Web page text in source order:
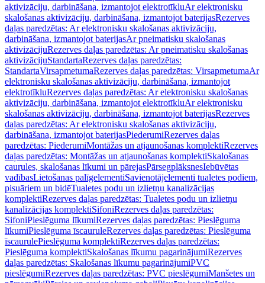
aktivizāciju, darbināšana, izmantojot elektrotīkluAr elektronisku
skalošanas aktivizāciju, darbināšana, izmantojot baterijasRezerves
daļas paredzētas: Ar elektronisku skalošanas aktivizāciju,
darbināšana, izmantojot baterijasAr pneimatisku skalošanas
aktivizācijuRezerves daļas paredzētas: Ar pneimatisku skalošanas
aktivizācijuStandartaRezerves daļas paredzētas:
StandartaVirsapmetumaRezerves daļas paredzētas: VirsapmetumaAr
elektronisku skalošanas aktivizāciju, darbināšana, izmantojot
elektrotīkluRezerves daļas paredzētas: Ar elektronisku skalošanas
aktivizāciju, darbināšana, izmantojot elektrotīkluAr elektronisku
skalošanas aktivizāciju, darbināšana, izmantojot baterijasRezerves
daļas paredzētas: Ar elektronisku skalošanas aktivizāciju,
darbināšana, izmantojot baterijasPiederumiRezerves daļas
paredzētas: PiederumiMontāžas un atjaunošanas komplektiRezerves
daļas paredzētas: Montāžas un atjaunošanas komplektiSkalošanas
caurules, skalošanas līkumi un pārejasPārsegplāksnesIebūvētas
vadībasLietošanas palīgelementiSavienotājelementi tualetes podiem,
pisuāriem un bidēTualetes podu un izlietņu kanalizācijas
komplektiRezerves daļas paredzētas: Tualetes podu un izlietņu
kanalizācijas komplektiSifoniRezerves daļas paredzētas:
SifoniPieslēguma līkumiRezerves daļas paredzētas: Pieslēguma
līkumiPieslēguma īscauruleRezerves daļas paredzētas: Pieslēguma
īscaurulePieslēguma komplektiRezerves daļas paredzētas:
Pieslēguma komplektiSkalošanas līkumu pagarinājumiRezerves
daļas paredzētas: Skalošanas līkumu pagarinājumiPVC
pieslēgumiRezerves daļas paredzētas: PVC pieslēgumiManšetes un